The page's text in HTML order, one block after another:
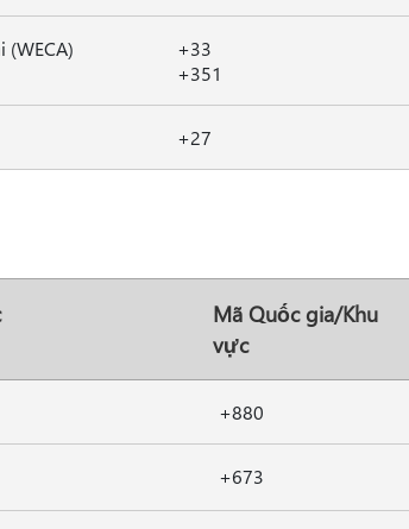
(WECA)
+33
+351
+27
Mã Quốc gia/Khu
vực
+880
+673